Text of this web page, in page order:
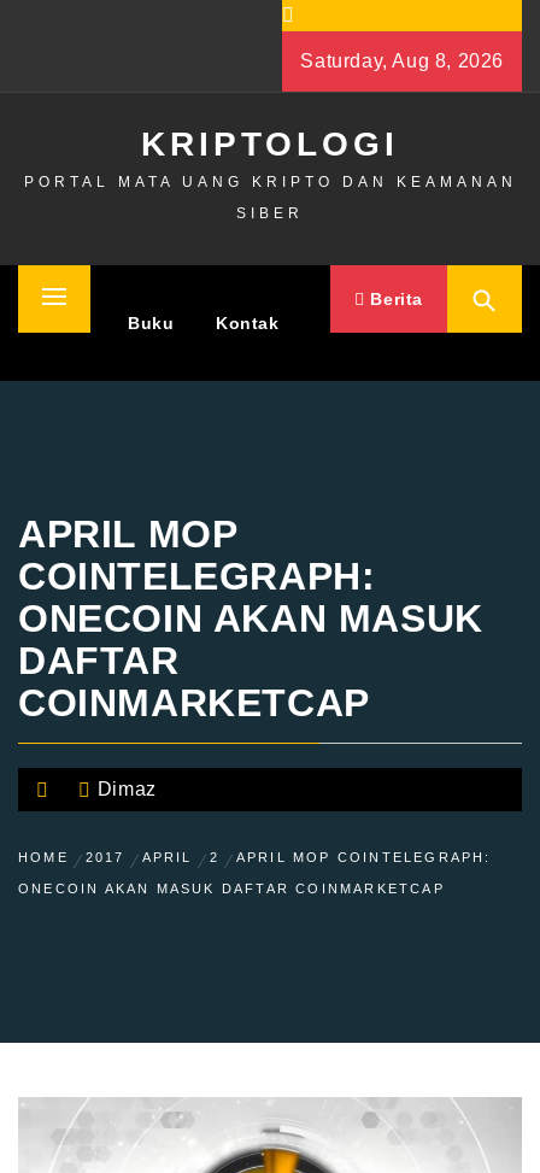
Saturday, Aug 8, 2026
KRIPTOLOGI
PORTAL MATA UANG KRIPTO DAN KEAMANAN
SIBER
Primary
Buku Kontak
Berita
APRIL MOP
COINTELEGRAPH:
ONECOIN AKAN MASUK
DAFTAR
COINMARKETCAP
Dimaz
HOME 2017 APRIL 2 APRIL MOP COINTELEGRAPH:
ONECOIN AKAN MASUK DAFTAR COINMARKETCAP